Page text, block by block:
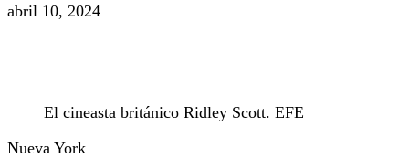
abril 10, 2024
El cineasta británico Ridley Scott. EFE
Nueva York